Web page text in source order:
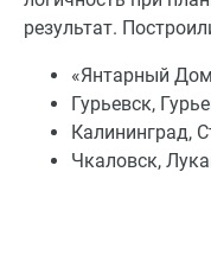
результат.
«Янтарный
Гурьевск,
Калининград,
Чкаловск,